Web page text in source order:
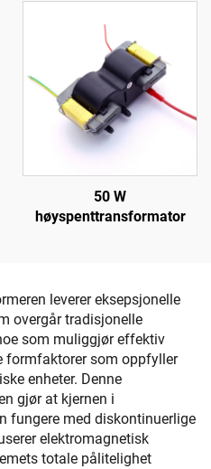
50 W
høyspenttransformator
leverer eksepsjonelle
overgår tradisjonelle
som muliggjør effektiv
som oppfyller
enheter. Denne
gjør at kjernen i
fungere med diskontinuerlige
elektromagnetisk
totale pålitelighet